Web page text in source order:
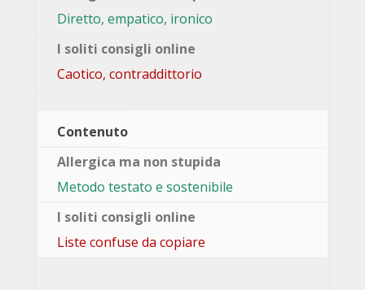
Diretto, empatico, ironico
Caotico, contraddittorio
Contenuto
Metodo testato e sostenibile
Liste confuse da copiare